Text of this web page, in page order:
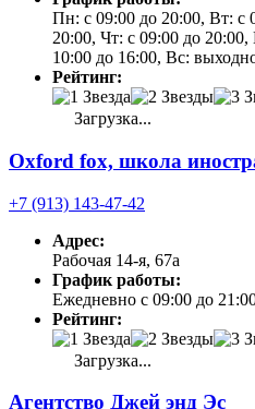
Пн: с 09:00 до 20:00, Вт: с
20:00, Чт: с 09:00 до
10:00 до 16:00, Вс:
Рейтинг:
Загрузка...
Oxford fox, школа
+7 (913) 143-47-42
Адрес:
Рабочая 14-я, 67а
График работы:
Ежедневно с 09:00 до
Рейтинг:
Загрузка...
Агентство Джей энд Эс